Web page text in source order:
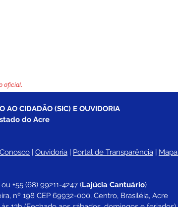
oficial.
AO CIDADÃO (SIC) E OUVIDORIA
do Acre
| Ouvidoria | Portal de Transparência | Mapa
+55 (68) 99211-4247 (Lajúcia Cantuário)
nº 198 CEP 69932-000, Centro, Brasiléia, Acre